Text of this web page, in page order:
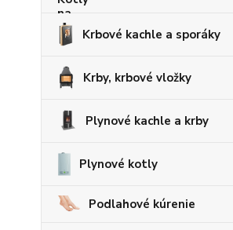
Krbové kachle a sporáky
Krby, krbové vložky
Plynové kachle a krby
Plynové kotly
Podlahové kúrenie